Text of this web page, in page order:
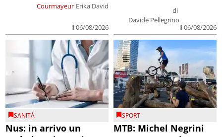
Davide Pellegrino
SANITÀ
Nus: in arrivo un
ambulatorio per i
SPORT
MTB: Michel Negrini
convocato per i